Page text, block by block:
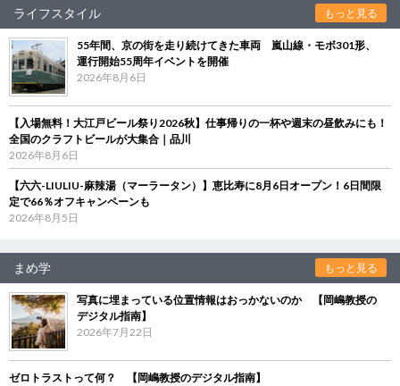
ライフスタイル もっと見る
55年間、京の街を走り続けてきた車両 嵐山線・モボ301形、
運行開始55周年イベントを開催
2026年8月6日
【入場無料！大江戸ビール祭り2026秋】仕事帰りの一杯や週末の昼飲みにも！
全国のクラフトビールが大集合｜品川
2026年8月6日
【六六-LIULIU-麻辣湯（マーラータン）】恵比寿に8月6日オープン！6日間限
定で66％オフキャンペーンも
2026年8月5日
まめ学 もっと見る
写真に埋まっている位置情報はおっかないのか 【岡嶋教授の
デジタル指南】
2026年7月22日
ゼロトラストって何？ 【岡嶋教授のデジタル指南】